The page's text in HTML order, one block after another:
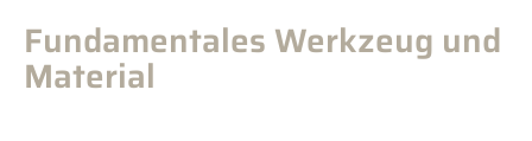
Fundamentales Werkzeug und
Material